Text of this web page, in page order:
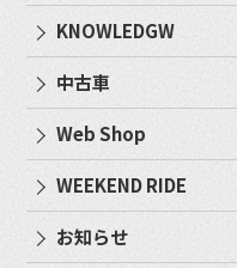
KNOWLEDGW
中古車
Web Shop
WEEKEND RIDE
お知らせ